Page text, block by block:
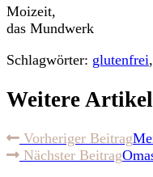
Moizeit,
das Mundwerk
Schlagwörter: glutenfrei,
Weitere Artikel
Vorheriger Beitrag
Nächster Beitrag